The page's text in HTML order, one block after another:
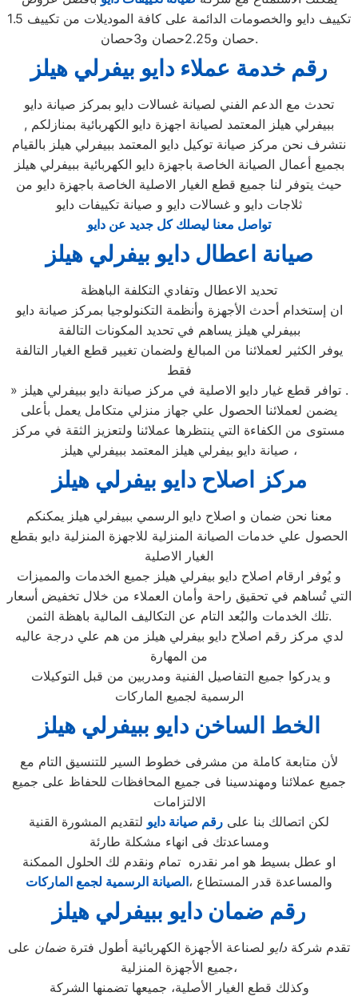
تكييف دايو والخصومات الدائمة على كافة الموديلات من تكييف 1.5
حصان و2.25حصان و3حصان.
رقم خدمة عملاء دايو بيفرلي هيلز
تحدث مع الدعم الفني لصيانة غسالات دايو بمركز صيانة دايو
ببيفرلي هيلز المعتمد لصيانة اجهزة دايو الكهربائية بمنازلكم ,
نتشرف نحن مركز صيانة توكيل دايو المعتمد ببيفرلي هيلز بالقيام
بجميع أعمال الصيانة الخاصة باجهزة دايو الكهربائية ببيفرلي هيلز
حيث يتوفر لنا جميع قطع الغيار الاصلية الخاصة باجهزة دايو من
ثلاجات دايو و غسالات دايو و صيانة تكييفات دايو
تواصل معنا ليصلك كل جديد عن دايو
صيانة اعطال دايو بيفرلي هيلز
تحديد الاعطال وتفادي التكلفة الباهظة
ان إستخدام أحدث الأجهزة وأنظمة التكنولوجيا بمركز صيانة دايو
ببيفرلي هيلز يساهم في تحديد المكونات التالفة
يوفر الكثير لعملائنا من المبالغ ولضمان تغيير قطع الغيار التالفة
فقط
» توافر قطع غيار دايو الاصلية في مركز صيانة دايو ببيفرلي هيلز .
يضمن لعملائنا الحصول علي جهاز منزلي متكامل يعمل بأعلى
مستوى من الكفاءة التي ينتظرها عملائنا ولتعزيز الثقة في مركز
صيانة دايو بيفرلي هيلز المعتمد ببيفرلي هيلز ،
مركز اصلاح دايو بيفرلي هيلز
معنا نحن ضمان و اصلاح دايو الرسمي ببيفرلي هيلز يمكنكم
الحصول علي خدمات الصيانة المنزلية للاجهزة المنزلية دايو بقطع
الغيار الاصلية
و يُوفر ارقام اصلاح دايو بيفرلي هيلز جميع الخدمات والمميزات
التي تُساهم في تحقيق راحة وأمان العملاء من خلال تخفيض أسعار
تلك الخدمات والبُعد التام عن التكاليف المالية باهظة الثمن.
لدي مركز رقم اصلاح دايو بيفرلي هيلز من هم علي درجة عاليه
من المهارة
الرسمية لجميع الماركات
الخط الساخن دايو ببيفرلي هيلز
لأن متابعة كاملة من مشرفى خطوط السير للتنسيق التام مع
جميع عملائنا ومهندسينا فى جميع المحافظات للحفاظ على جميع
الالتزامات
لكن اتصالك بنا على رقم صيانة دايو لتقديم المشورة القنية
ومساعدتك فى انهاء مشكلة طارئة
او عطل بسيط هو امر نقدره تمام ونقدم لك الحلول الممكنة
والمساعدة قدر المستطاع ،الصيانة الرسمية لجمع الماركات
رقم ضمان دايو ببيفرلي هيلز
تقدم شركة دايو لصناعة الأجهزة الكهربائية أطول فترة ضمان على
جميع الأجهزة المنزلية،
وكذلك قطع الغيار الأصلية، جميعها تضمنها الشركة